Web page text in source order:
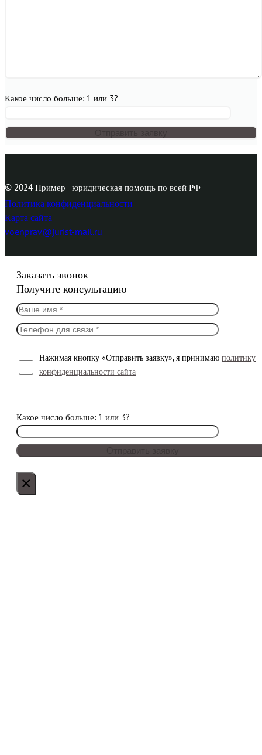
Какое число больше: 1 или 3?
© 2024 Пример - юридическая помощь по всей РФ
Политика конфиденциальности
Карта сайта
voenprav@jurist-mail.ru
Заказать звонок
Получите консультацию
Нажимая кнопку «Отправить заявку», я принимаю политику
конфиденциальности сайта
Какое число больше: 1 или 3?
×